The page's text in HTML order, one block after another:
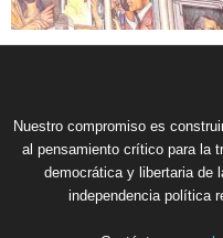
Nuestro compromiso es
al pensamiento crítico para la
democrática y libertaria de
independencia política